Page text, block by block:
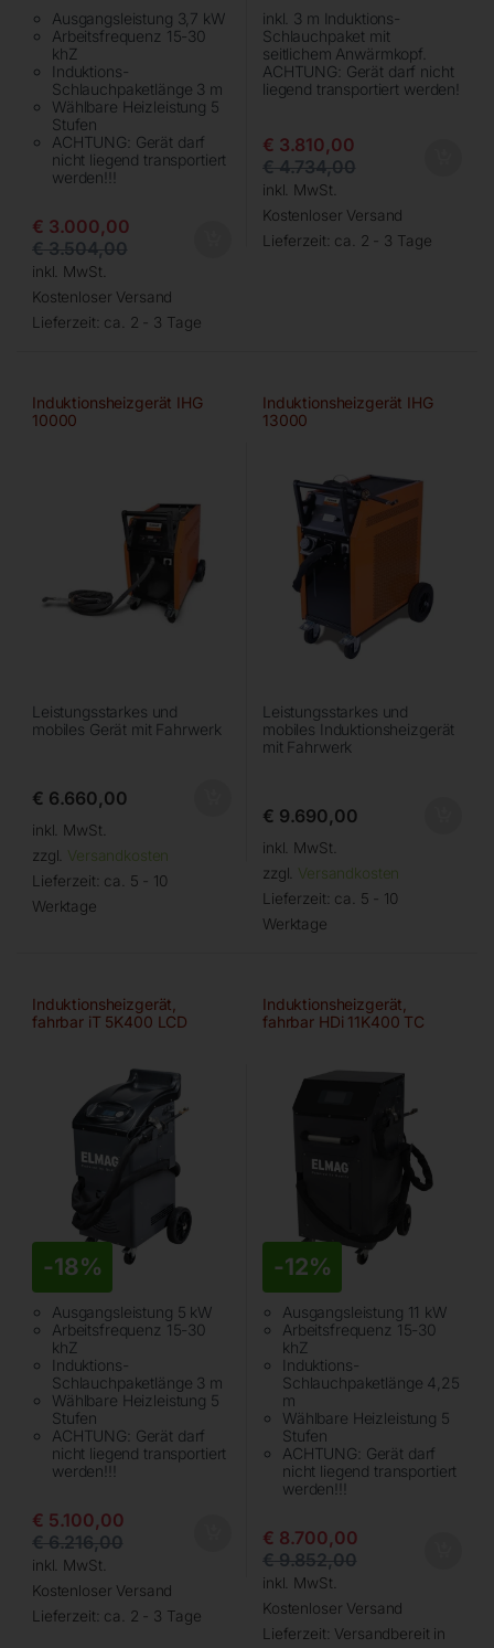
Ausgangsleistung 3,7 kW
Arbeitsfrequenz 15-30
khZ
Induktions-
Schlauchpaketlänge 3 m
Wählbare Heizleistung 5
Stufen
ACHTUNG: Gerät darf
nicht liegend transportiert
werden!!!
€ 3.000,00
€3.504,00
inkl. MwSt.
Kostenloser Versand
Lieferzeit: ca. 2 - 3 Tage
inkl. 3 m Induktions-
Schlauchpaket mit
seitlichem Anwärmkopf.
ACHTUNG: Gerät darf nicht
liegend transportiert werden!
€ 3.810,00
€4.734,00
inkl. MwSt.
Kostenloser Versand
Lieferzeit: ca. 2 - 3 Tage
Induktionsheizgerät IHG
10000
Leistungsstarkes und
mobiles Gerät mit Fahrwerk
€ 6.660,00
inkl. MwSt.
zzgl. Versandkosten
Lieferzeit: ca. 5 - 10
Werktage
Induktionsheizgerät IHG
13000
Leistungsstarkes und
mobiles Induktionsheizgerät
mit Fahrwerk
€ 9.690,00
inkl. MwSt.
zzgl. Versandkosten
Lieferzeit: ca. 5 - 10
Werktage
Induktionsheizgerät,
fahrbar iT 5K400 LCD
-18%
Ausgangsleistung 5 kW
Arbeitsfrequenz 15-30
khZ
Induktions-
Schlauchpaketlänge 3 m
Wählbare Heizleistung 5
Stufen
ACHTUNG: Gerät darf
nicht liegend transportiert
werden!!!
€ 5.100,00
€6.216,00
inkl. MwSt.
Kostenloser Versand
Lieferzeit: ca. 2 - 3 Tage
Induktionsheizgerät,
fahrbar HDi 11K400 TC
-12%
Ausgangsleistung 11 kW
Arbeitsfrequenz 15-30
khZ
Induktions-
Schlauchpaketlänge 4,25
m
Wählbare Heizleistung 5
Stufen
ACHTUNG: Gerät darf
nicht liegend transportiert
werden!!!
€ 8.700,00
€9.852,00
inkl. MwSt.
Kostenloser Versand
Lieferzeit: Versandbereit in